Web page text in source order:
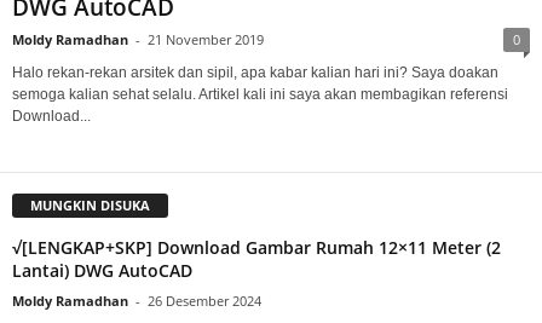
DWG AutoCAD
Moldy Ramadhan - 21 November 2019 0
Halo rekan-rekan arsitek dan sipil, apa kabar kalian hari ini? Saya doakan
semoga kalian sehat selalu. Artikel kali ini saya akan membagikan referensi
Download...
MUNGKIN DISUKA
√[LENGKAP+SKP] Download Gambar Rumah 12×11 Meter (2
Lantai) DWG AutoCAD
Moldy Ramadhan - 26 Desember 2024